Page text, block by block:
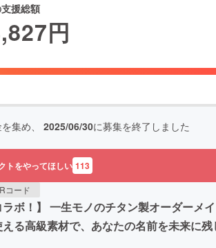
援総額
円
集め、 2025/06/30に募集を終了しました
トをやってほしい 113
コード
ボ！】 一生モノのチタン製オーダーメ
る高級素材で、あなたの名前を未来に残